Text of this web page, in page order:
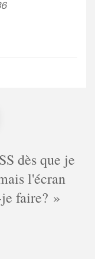
dès que je
l'écran
faire?